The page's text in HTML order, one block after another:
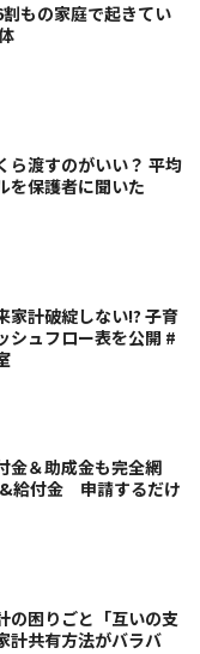
割もの家庭で起きてい
ら渡すのがいい？ 平均
を保護者に聞いた
家計破綻しない!? 子育
シュフロー表を公開 #
金＆助成金も完全網
給付金 申請するだけ
の困りごと「互いの支
計共有方法がバラバ